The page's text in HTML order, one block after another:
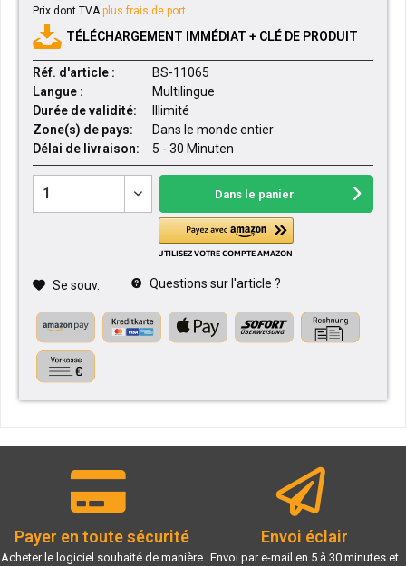
Prix dont TVAplus frais de port
TÉLÉCHARGEMENT IMMÉDIAT + CLÉ DE PRODUIT
Réf. d'article :
BS-11065
Langue :
Multilingue
Durée de validité:
Illimité
Zone(s) de pays:
Dans le monde entier
Délai de livraison:
5 - 30 Minuten
Dans le panier
Se souv. Questions sur l'article ?
Payer en toute sécurité
Acheter le logiciel souhaité de manière
Envoi éclair
Envoi par e-mail en 5 à 30 minutes et